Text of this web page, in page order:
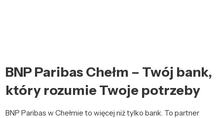
BNP Paribas Chełm – Twój bank,
który rozumie Twoje potrzeby
BNP Paribas w Chełmie to więcej niż tylko bank. To partner